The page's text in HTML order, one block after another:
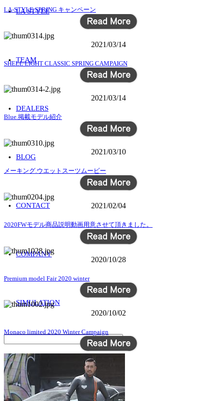
LA STYLE
TEAM
DEALERS
BLOG
CONTACT
COMPANY
SIMULATION
LA-STYLE SPRING キャンペーン
2021/03/14
SHELL LIGHT CLASSIC SPRING CAMPAIGN
2021/03/14
Blue.掲載モデル紹介
2021/03/10
メーキング.ウエットスーツムービー
2021/02/04
2020FWモデル商品説明動画用意させて頂きました。
2020/10/28
Premium model Fair 2020 winter
2020/10/02
Monaco limited 2020 Winter Campaign